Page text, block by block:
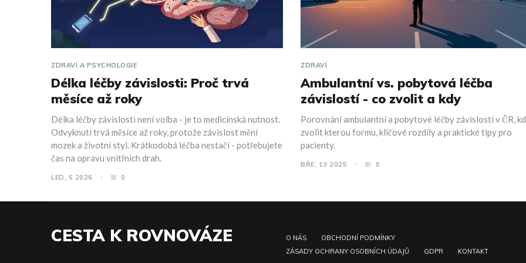
ZDRAVÍ A PSYCHOLOGIE
Délka léčby závislosti: Proč trvá
měsíce až roky
Délka léčby závislosti není volba - je to medicínská nutnost.
Odvyknutí trvá měsíce až roky, protože závislost mění
mozek a životní styl. Krátkodobá léčba nestačí - potřebujete
čas na opravu vnitřních drah.
LED, 5 2026 0
ZDRAVÍ
Ambulantní vs. pobytová léčba
závislostí - co zvolit a kdy
Porovnání ambulantní a pobytové léčby závislostí v ČR,
zvolit kterou formu, klíčové rozdíly a praktické tipy pro
pacienty.
BŘE, 13 2025 0
CESTA K ROVNOVÁZE O NÁS
OBCHODNÍ PODMÍNKY
ZÁSADY OCHRANY OSOBNÍCH ÚDAJŮ
GDPR KONTAKT